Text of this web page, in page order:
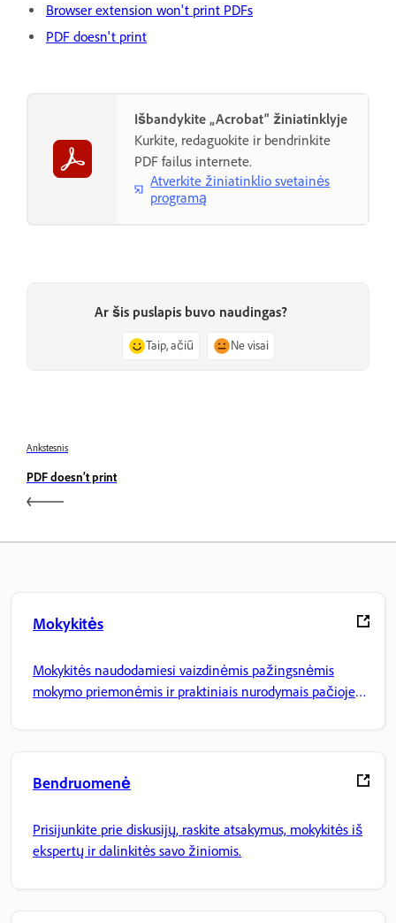
Browser extension won't print PDFs
PDF doesn't print
Išbandykite „Acrobat“ žiniatinklyje
Kurkite, redaguokite ir bendrinkite
PDF failus internete.
Atverkite žiniatinklio svetainės
programą
Ar šis puslapis buvo naudingas?
Taip, ačiū Ne visai
Ankstesnis
PDF doesn’t print
Mokykitės
Mokykitės naudodamiesi vaizdinėmis pažingsnėmis
mokymo priemonėmis ir praktiniais nurodymais pačioje
Bendruomenė
Prisijunkite prie diskusijų, raskite atsakymus, mokykitės iš
ekspertų ir dalinkitės savo žiniomis.